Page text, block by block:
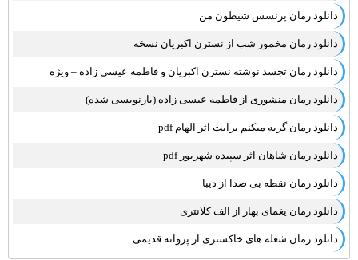
دانلود رمان پرنسس شیطون من
دانلود رمان مخمور شب از نسترن اکبریان نسخه
دانلود رمان تجسد نوشته نسترن اکبریان و فاطمه عیسی زاده – ویژه
دانلود رمان منشوری از فاطمه عیسی زاده (بازنویسی شده)
دانلود رمان گریه میکنم برایت اثر الهام pdf
دانلود رمان شاهان اثر سپیده شهریور pdf
دانلود رمان نقطه بی صدا از دیبا
دانلود رمان یغمای بهار از الف کلانتری
دانلود رمان شعله های خاکستری از پروانه قدیمی